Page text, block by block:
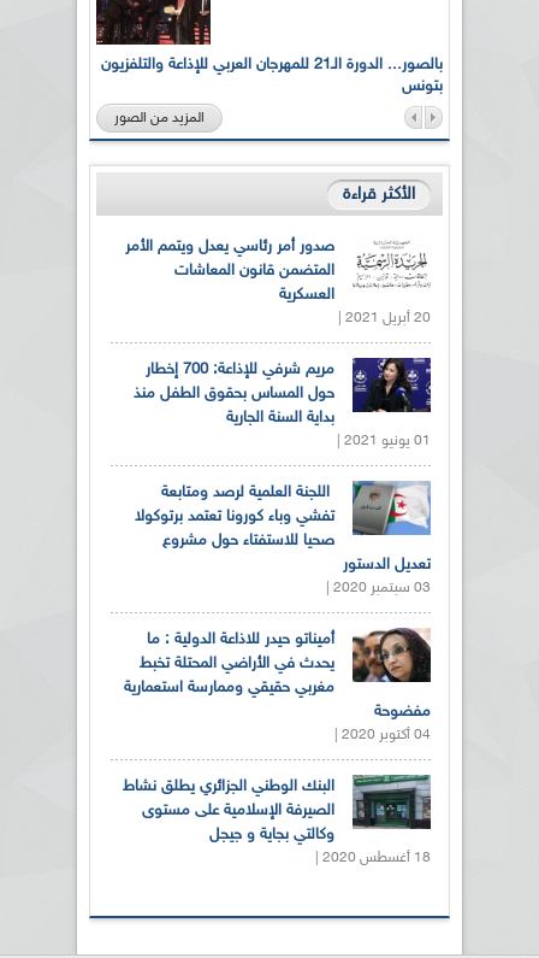
بالصور... الدورة الـ21 للمهرجان العربي للإذاعة والتلفزيون
بتونس
المزيد من الصور
الأكثر قراءة
صدور أمر رئاسي يعدل ويتمم الأمر
المتضمن قانون المعاشات
العسكرية
20 أبريل 2021 |
مريم شرفي للإذاعة: 700 إخطار
حول المساس بحقوق الطفل منذ
بداية السنة الجارية
01 يونيو 2021 |
اللجنة العلمية لرصد ومتابعة
تفشي وباء كورونا تعتمد برتوكولا
صحيا للاستفتاء حول مشروع
تعديل الدستور
03 سبتمبر 2020 |
أميناتو حيدر للاذاعة الدولية : ما
يحدث في الأراضي المحتلة تخبط
مغربي حقيقي وممارسة استعمارية
مفضوحة
04 أكتوبر 2020 |
البنك الوطني الجزائري يطلق نشاط
الصيرفة الإسلامية على مستوى
وكالتي بجاية و جيجل
18 أغسطس 2020 |